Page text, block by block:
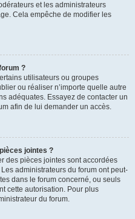
et les administrateurs
Cela empêche de modifier les
?
utilisateurs ou groupes
ou réaliser n’importe quelle autre
adéquates. Essayez de contacter un
afin de lui demander un accès.
jointes ?
des pièces jointes sont accordées
administrateurs du forum ont peut-
dans le forum concerné, ou seuls
cette autorisation. Pour plus
du forum.